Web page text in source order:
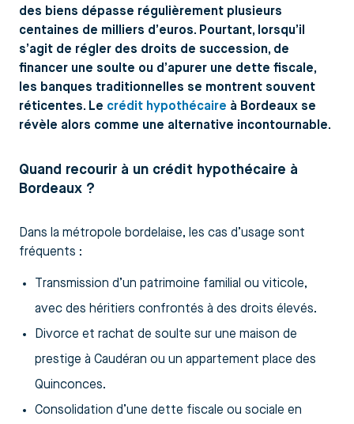
des biens dépasse régulièrement plusieurs
centaines de milliers d’euros. Pourtant, lorsqu’il
s’agit de régler des droits de succession, de
financer une soulte ou d’apurer une dette fiscale,
les banques traditionnelles se montrent souvent
réticentes. Le crédit hypothécaire à Bordeaux se
révèle alors comme une alternative incontournable.
Quand recourir à un crédit hypothécaire à
Bordeaux ?
Dans la métropole bordelaise, les cas d’usage sont
fréquents :
Transmission d’un patrimoine familial ou viticole,
avec des héritiers confrontés à des droits élevés.
Divorce et rachat de soulte sur une maison de
prestige à Caudéran ou un appartement place des
Quinconces.
Consolidation d’une dette fiscale ou sociale en